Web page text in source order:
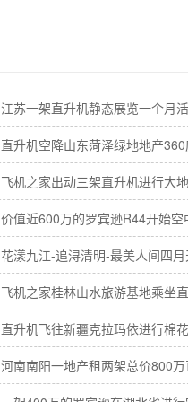
江苏一架直升机静态展览一个月
直升机空降山东菏泽绿地地产
飞机之家出动三架直升机进行大
价值近600万的罗宾逊R44开始空
花漾九江-追浔清明-最美人间四
飞机之家桂林山水旅游基地乘坐
直升机飞往新疆克拉玛依进行棉
河南南阳一地产租两架总价800